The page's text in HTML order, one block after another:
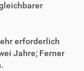
erforderlich
Jahre; Ferner